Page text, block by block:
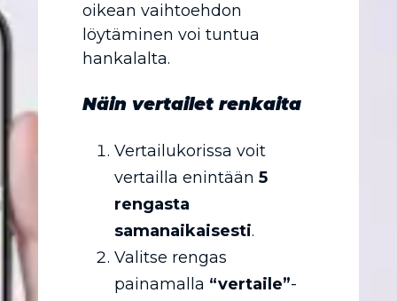
oikean vaihtoehdon
löytäminen voi tuntua
hankalalta.
Näin vertailet renkaita
Vertailukorissa voit
vertailla enintään 5
rengasta
samanaikaisesti.
Valitse rengas
painamalla “vertaile”-